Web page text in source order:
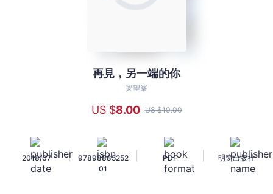
再見，另一端的你
梁望峯
US $8.00 US $10.00
2018/07 |
97898885252
01
PDF 明窗出版社